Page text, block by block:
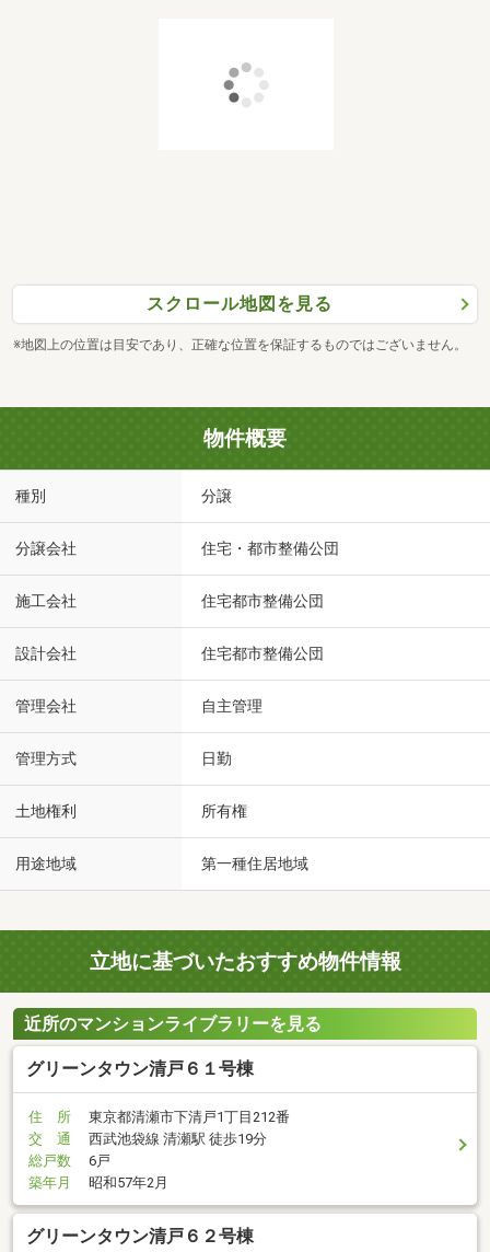
スクロール地図を見る
※地図上の位置は目安であり、正確な位置を保証するものではございません。
物件概要
種別 分譲
分譲会社 住宅・都市整備公団
施工会社 住宅都市整備公団
設計会社 住宅都市整備公団
管理会社 自主管理
管理方式 日勤
土地権利 所有権
用途地域 第一種住居地域
立地に基づいたおすすめ物件情報
近所のマンションライブラリーを見る
グリーンタウン清戸６１号棟
住 所
東京都清瀬市下清戸1丁目212番
交 通
西武池袋線 清瀬駅 徒歩19分
総戸数
6戸
築年月
昭和57年2月
グリーンタウン清戸６２号棟